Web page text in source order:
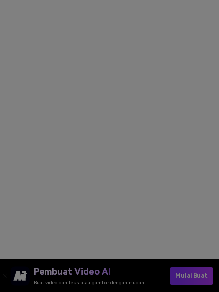
Pembuat Video AI
Buat video dari teks atau gambar dengan mudah
Mulai Buat